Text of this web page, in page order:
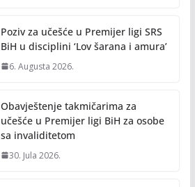
n
k
Poziv za učešće u Premijer ligi SRS
BiH u disciplini ‘Lov šarana i amura’
6. Augusta 2026.
Obavještenje takmičarima za
učešće u Premijer ligi BiH za osobe
sa invaliditetom
30. Jula 2026.